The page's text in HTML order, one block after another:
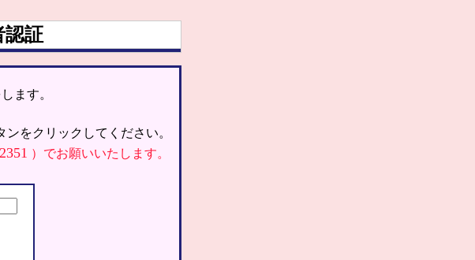
認証
ます。
をクリックしてください。
）でお願いいたします。